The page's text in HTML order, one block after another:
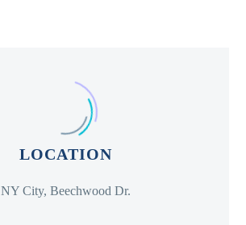
LOCATION
NY City, Beechwood Dr.